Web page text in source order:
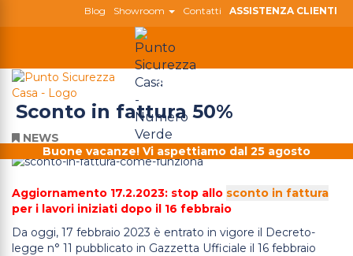
Blog Showroom Contatti ASSISTENZA CLIENTI
800 180 808
Buone vacanze! Vi aspettiamo dal 25 agosto
Sconto in fattura 50%
NEWS
Aggiornamento 17.2.2023: stop allo sconto in fattura
per i lavori iniziati dopo il 16 febbraio
Da oggi, 17 febbraio 2023 è entrato in vigore il Decreto-
legge n° 11 pubblicato in Gazzetta Ufficiale il 16 febbraio